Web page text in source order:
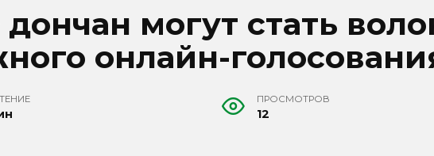
дончан могут стать
онлайн-
ПРОСМОТРОВ
12